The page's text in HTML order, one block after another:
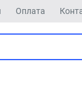
Оплата